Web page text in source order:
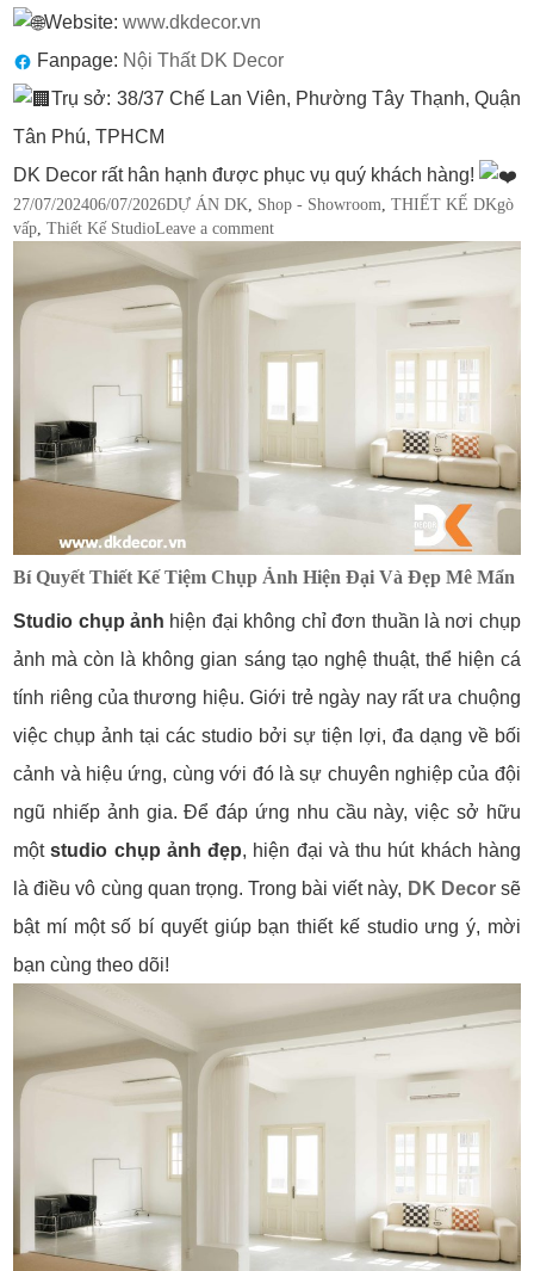
Website:www.dkdecor.vn
Fanpage: Nội Thất DK Decor
Trụ sở: 38/37 Chế Lan Viên, Phường Tây Thạnh, Quận
Tân Phú, TPHCM
DK Decor rất hân hạnh được phục vụ quý khách hàng!
Posted
on
27/07/202406/07/2026Categories
DỰ ÁN DK Shop - Showroom ,THIẾT KẾ DKTags
gò
vấp ,Thiết Kế StudioLeave a comment
Bí Quyết Thiết Kế Tiệm Chụp Ảnh Hiện Đại Và Đẹp Mê Mẩn
Studio chụp ảnh hiện đại không chỉ đơn thuần là nơi chụp
ảnh mà còn là không gian sáng tạo nghệ thuật, thể hiện cá
tính riêng của thương hiệu. Giới trẻ ngày nay rất ưa chuộng
việc chụp ảnh tại các studio bởi sự tiện lợi, đa dạng về bối
cảnh và hiệu ứng, cùng với đó là sự chuyên nghiệp của đội
ngũ nhiếp ảnh gia. Để đáp ứng nhu cầu này, việc sở hữu
mộtstudio chụp ảnh đẹp, hiện đại và thu hút khách hàng
là điều vô cùng quan trọng. Trong bài viết này, DK Decor sẽ
bật mí một số bí quyết giúp bạn thiết kế studio ưng ý, mời
bạn cùng theo dõi!